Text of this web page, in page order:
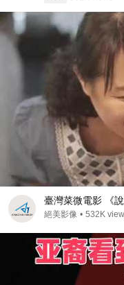
臺灣菜微電影 《
絕美影像 • 532K